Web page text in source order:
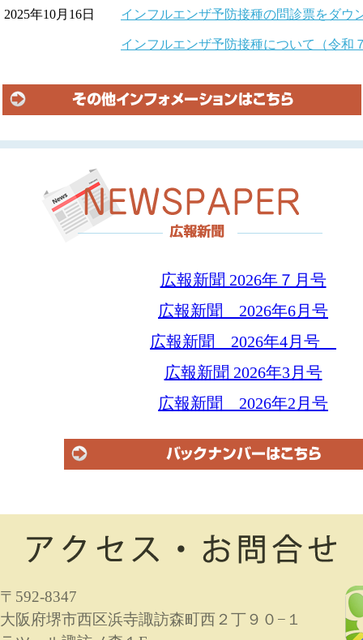
2025年10月16日 インフルエンザ予防接種の問診票をダウ
インフルエンザ予防接種について（令和
広報新聞 2026年７月号
広報新聞 2026年6月号
広報新聞 2026年4月号
広報新聞 2026年3月号
広報新聞 2026年2月号
〒592-8347
大阪府堺市西区浜寺諏訪森町西２丁９０−１